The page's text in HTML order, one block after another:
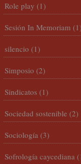
Role play (1)
Sesión In Memoriam (1)
silencio (1)
Simposio (2)
Sindicatos (1)
Sociedad sostenible (2)
Sociología (3)
Sofrología caycediana